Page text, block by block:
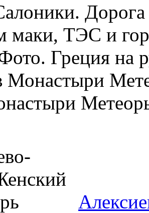
маки, ТЭС и
Греция на
Монастыри